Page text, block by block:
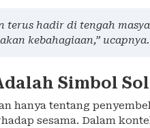
terus hadir di tengah
kebahagiaan,” ucapnya.
Simbol
hanya tentang
sesama. Dalam